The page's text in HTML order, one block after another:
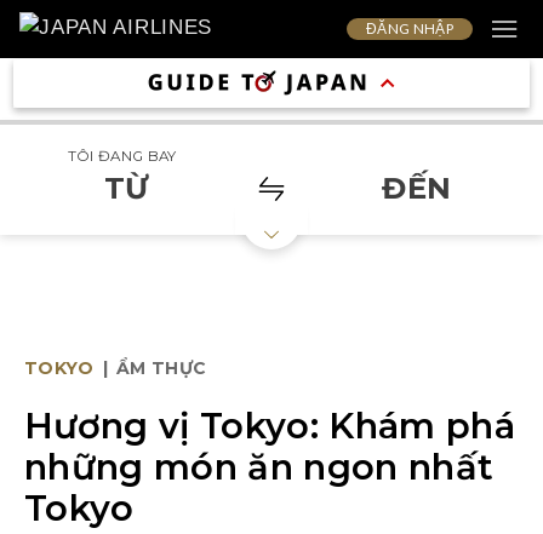
ĐĂNG NHẬP
TÔI ĐANG BAY
TỪ ĐẾN
TOKYO | ẨM THỰC
Hương vị Tokyo: Khám phá
những món ăn ngon nhất
Tokyo